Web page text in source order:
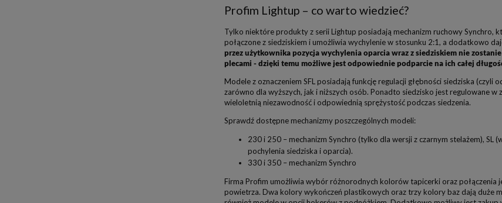
Profim Lightup – co warto wiedzieć?
Tylko niektóre produkty z serii Lightup posiadają mechanizm ruchowy
połączone z siedziskiem i umożliwia wychylenie w stosunku 2:1, a dodatkowo
przez użytkownika pozycja wychylenia oparcia wraz z siedziskiem nie
plecami - dzięki temu możliwe jest odpowiednie podparcie na ich całej
Modele z oznaczeniem SFL posiadają funkcję regulacji głębności siedziska
zarówno dla wyższych, jak i niższych osób. Ponadto siedzisko jest regulowane
wieloletnią niezawodność i odpowiednią sprężystość podczas siedzenia.
Sprawdź dostępne mechanizmy poszczególnych modeli:
230 i 250 – mechanizm Synchro (tylko dla wersji z czarnym stelażem), SL
pochylenia siedziska i oparcia).
330 i 350 – mechanizm Synchro
Firma Profim umożliwia wybór różnorodnych kolorów tapicerki oraz
powietrza. Dwa kolory wykończeń plastikowych oraz trzy kolory baz dają duże